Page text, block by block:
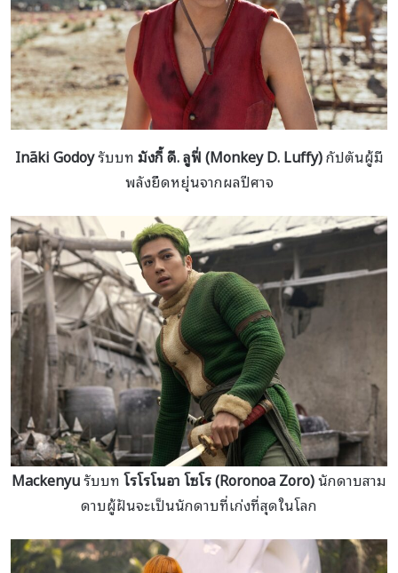
Iñaki Godoyรับบทมังกี้ ดี. ลูฟี่ (Monkey D. Luffy)กัปตันผู้มี
พลังยืดหยุ่นจากผลปีศาจ
Mackenyuรับบทโรโรโนอา โซโร (Roronoa Zoro)นักดาบสาม
ดาบผู้ฝันจะเป็นนักดาบที่เก่งที่สุดในโลก